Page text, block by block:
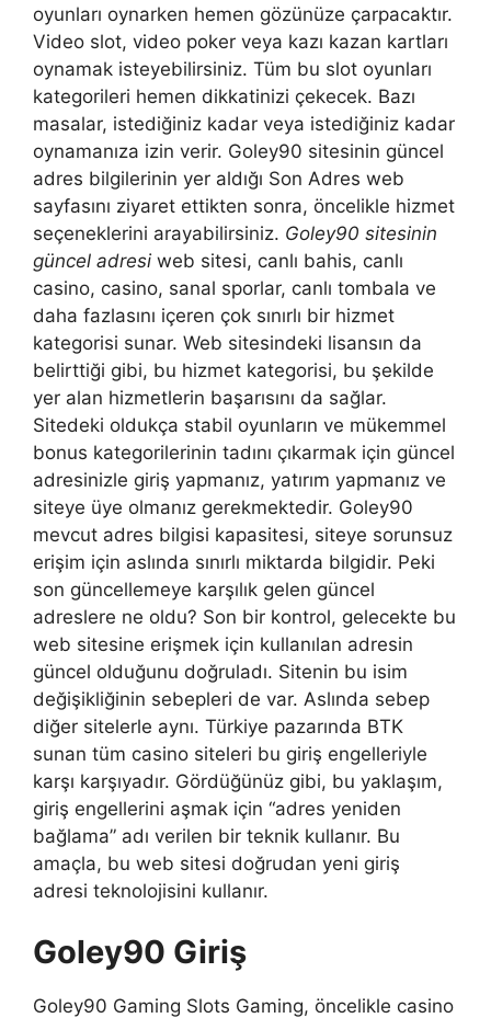
oyunları oynarken hemen gözünüze çarpacaktır.
Video slot, video poker veya kazı kazan kartları
oynamak isteyebilirsiniz. Tüm bu slot oyunları
kategorileri hemen dikkatinizi çekecek. Bazı
masalar, istediğiniz kadar veya istediğiniz kadar
oynamanıza izin verir. Goley90 sitesinin güncel
adres bilgilerinin yer aldığı Son Adres web
sayfasını ziyaret ettikten sonra, öncelikle hizmet
seçeneklerini arayabilirsiniz. Goley90 sitesinin
güncel adresi web sitesi, canlı bahis, canlı
casino, casino, sanal sporlar, canlı tombala ve
daha fazlasını içeren çok sınırlı bir hizmet
kategorisi sunar. Web sitesindeki lisansın da
belirttiği gibi, bu hizmet kategorisi, bu şekilde
yer alan hizmetlerin başarısını da sağlar.
Sitedeki oldukça stabil oyunların ve mükemmel
bonus kategorilerinin tadını çıkarmak için güncel
adresinizle giriş yapmanız, yatırım yapmanız ve
siteye üye olmanız gerekmektedir. Goley90
mevcut adres bilgisi kapasitesi, siteye sorunsuz
erişim için aslında sınırlı miktarda bilgidir. Peki
son güncellemeye karşılık gelen güncel
adreslere ne oldu? Son bir kontrol, gelecekte bu
web sitesine erişmek için kullanılan adresin
güncel olduğunu doğruladı. Sitenin bu isim
değişikliğinin sebepleri de var. Aslında sebep
diğer sitelerle aynı. Türkiye pazarında BTK
sunan tüm casino siteleri bu giriş engelleriyle
karşı karşıyadır. Gördüğünüz gibi, bu yaklaşım,
giriş engellerini aşmak için “adres yeniden
bağlama” adı verilen bir teknik kullanır. Bu
amaçla, bu web sitesi doğrudan yeni giriş
adresi teknolojisini kullanır.
Goley90 Giriş
Goley90 Gaming Slots Gaming, öncelikle casino